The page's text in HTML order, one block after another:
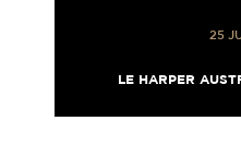
25
LE HARPER